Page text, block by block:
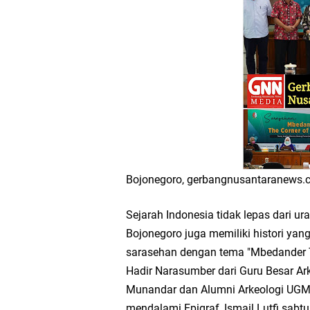
Workshop Petani
Tumpeng Nasi
FOZ Jatim,
Jawa Timur
Bupati Gresik Gus
Optik Merlin
Bojonegoro,
Sejarah Indonesia tidak lepas dari
Bojonegoro juga memiliki histori
sarasehan dengan tema
Hadir Narasumber dari Guru Besar
Munandar dan Alumni Arkeologi